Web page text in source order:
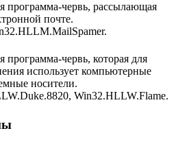
программа-червь, рассылающая
почте.
программа-червь, которая для
использует компьютерные
носители.
Win32.HLLW.Flame.